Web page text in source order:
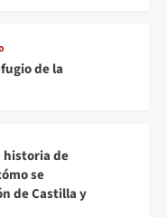
de la
historia de
se
de Castilla y